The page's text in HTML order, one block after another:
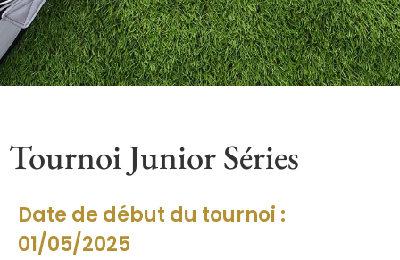
Tournoi Junior Séries
Date de début du tournoi :
01/05/2025